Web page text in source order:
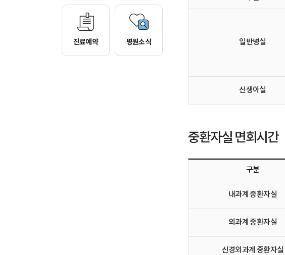
진료예약 병원소식 일반병실
신생아실
중환자실 면회시간
구분
내과계 중환자실
외과계 중환자실
신경외과계 중환자실